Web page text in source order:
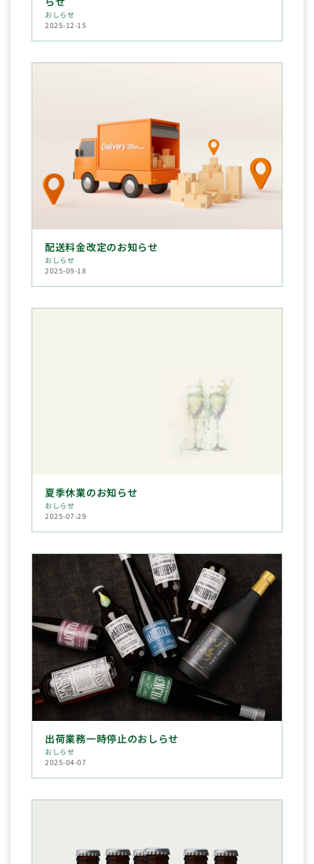
おしらせ
2025-12-15
配送料金改定のお知らせ
おしらせ
2025-09-18
夏季休業のお知らせ
おしらせ
2025-07-29
出荷業務一時停止のおしらせ
おしらせ
2025-04-07